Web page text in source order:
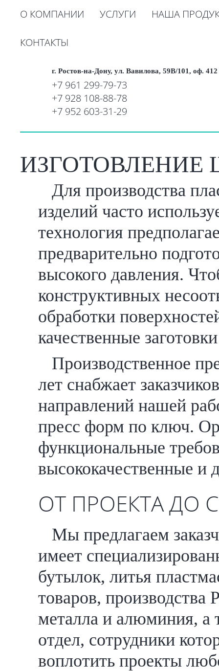
О КОМПАНИИ УСЛУГИ НАША
КОНТАКТЫ
г. Ростов-на-Дону, ул. Вавилова, 59В/101, оф. 412
+7 961 299-79-73
+7 928 108-88-78
+7 952 603-31-29
Для производства
изделий часто
технология
предварительно
высокого давления.
конструктивных
обработки
качественные
Производственное
лет снабжает
направлений нашей
пресс форм по ключ.
функциональные
высококачественные и
ОТ ПРОЕКТА ДО
Мы предлагаем
имеет
бутылок, литья
товаров, производства
металла и алюминия, а
отдел, сотрудники
воплотить проекты